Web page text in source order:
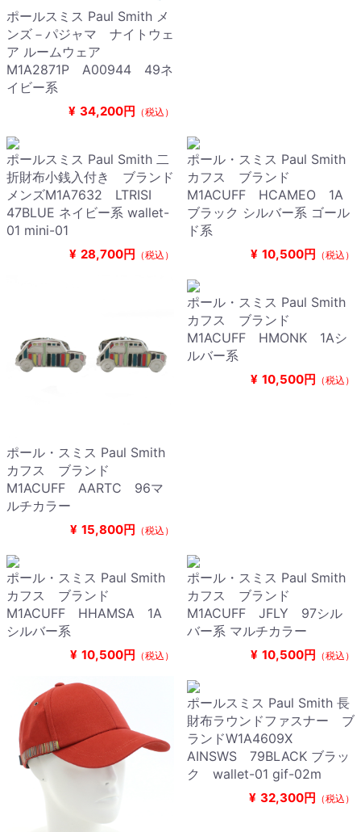
ポールスミス Paul Smith メ
ンズ－パジャマ ナイトウェ
ア ルームウェア
M1A2871P A00944 49ネ
イビー系
¥ 34,200円 （税込）
ポールスミス Paul Smith 二
折財布小銭入付き ブランド
メンズM1A7632 LTRISI
47BLUE ネイビー系 wallet-
01 mini-01
¥ 28,700円 （税込）
ポール・スミス Paul Smith
カフス ブランド
M1ACUFF HCAMEO 1A
ブラック シルバー系 ゴール
ド系
¥ 10,500円 （税込）
ポール・スミス Paul Smith
カフス ブランド
M1ACUFF AARTC 96マ
ルチカラー
¥ 15,800円 （税込）
ポール・スミス Paul Smith
カフス ブランド
M1ACUFF HMONK 1Aシ
ルバー系
¥ 10,500円 （税込）
ポール・スミス Paul Smith
カフス ブランド
M1ACUFF HHAMSA 1A
シルバー系
¥ 10,500円 （税込）
ポール・スミス Paul Smith
カフス ブランド
M1ACUFF JFLY 97シル
バー系 マルチカラー
¥ 10,500円 （税込）
ポールスミス Paul Smith 長
財布ラウンドファスナー ブ
ランドW1A4609X
AINSWS 79BLACK ブラッ
ク wallet-01 gif-02m
¥ 32,300円 （税込）